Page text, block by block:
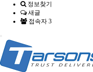
정보찾기
새글
접속자 3
Toggle
navigation